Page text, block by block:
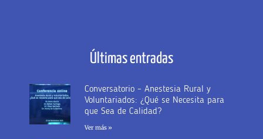
Últimas entradas
Conversatorio – Anestesia Rural y
Voluntariados: ¿Qué se Necesita para
que Sea de Calidad?
Ver más »